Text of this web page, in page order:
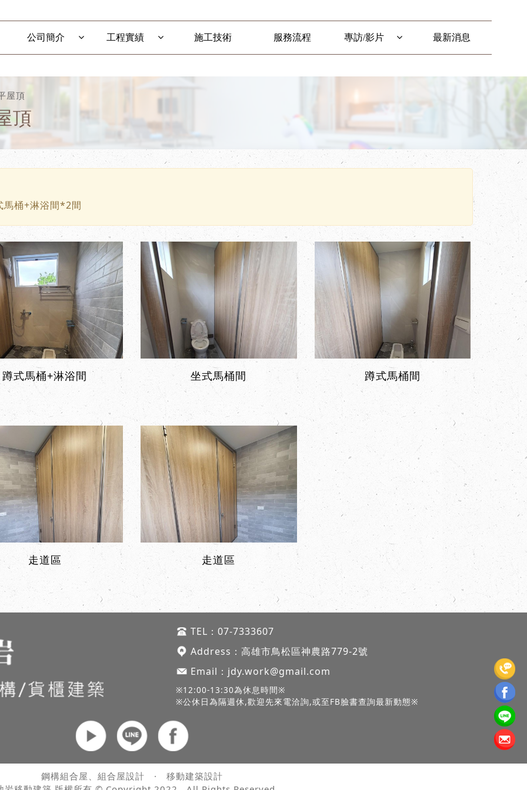
公司簡介 工程實績 施工技術 服務流程 專訪/影片 最新消息
頂
屋頂
桶+淋浴間*2間
蹲式馬桶+淋浴間 坐式馬桶間 蹲式馬桶間
走道區 走道區
TEL： 07-7333607
Address： 高雄市鳥松區神農路779-2號
Email： jdy.work@gmail.com
※12:00-13:30為休息時間※
※公休日為隔週休,歡迎先來電洽詢,或至FB臉書查詢最新動態※
鋼構組合屋、組合屋設計 · 移動建築設計